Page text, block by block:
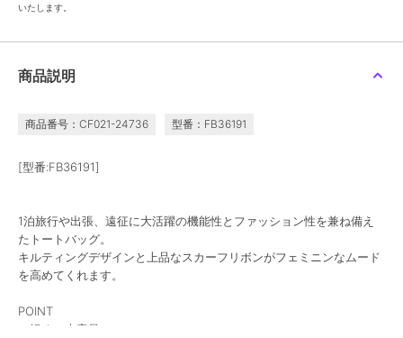
いたします。
商品説明
商品番号：CF021-24736 型番：FB36191
[型番:FB36191]
1泊旅行や出張、遠征に大活躍の機能性とファッション性を兼ね備え
たトートバッグ。
キルティングデザインと上品なスカーフリボンがフェミニンなムード
を高めてくれます。
POINT
・軽くて大容量